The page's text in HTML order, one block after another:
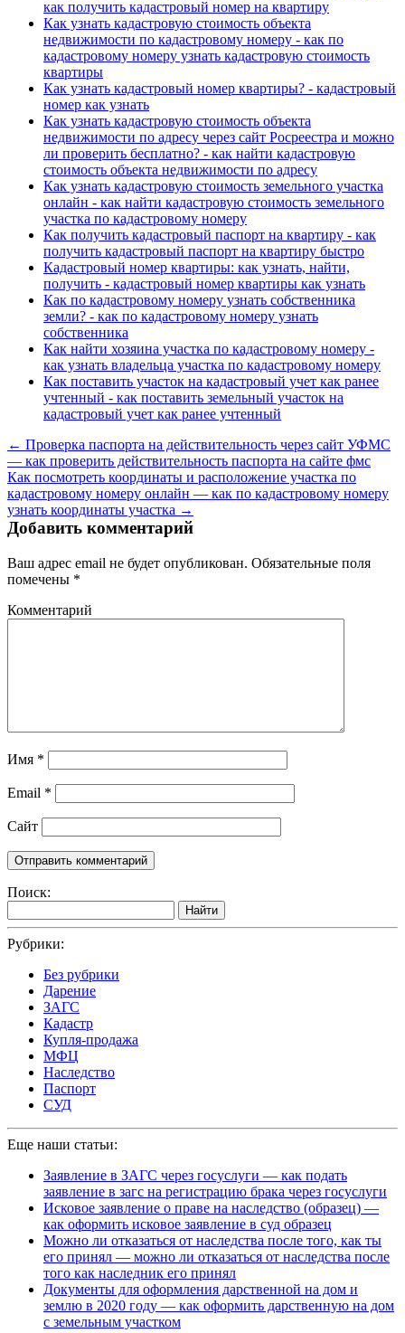
как получить кадастровый номер на квартиру
Как узнать кадастровую стоимость объекта
недвижимости по кадастровому номеру - как по
кадастровому номеру узнать кадастровую стоимость
квартиры
Как узнать кадастровый номер квартиры? - кадастровый
номер как узнать
Как узнать кадастровую стоимость объекта
недвижимости по адресу через сайт Росреестра и можно
ли проверить бесплатно? - как найти кадастровую
стоимость объекта недвижимости по адресу
Как узнать кадастровую стоимость земельного участка
онлайн - как найти кадастровую стоимость земельного
участка по кадастровому номеру
Как получить кадастровый паспорт на квартиру - как
получить кадастровый паспорт на квартиру быстро
Кадастровый номер квартиры: как узнать, найти,
получить - кадастровый номер квартиры как узнать
Как по кадастровому номеру узнать собственника
земли? - как по кадастровому номеру узнать
собственника
Как найти хозяина участка по кадастровому номеру -
как узнать владельца участка по кадастровому номеру
Как поставить участок на кадастровый учет как ранее
учтенный - как поставить земельный участок на
кадастровый учет как ранее учтенный
← Проверка паспорта на действительность через сайт УФМС
— как проверить действительность паспорта на сайте фмс
Как посмотреть координаты и расположение участка по
кадастровому номеру онлайн — как по кадастровому номеру
узнать координаты участка →
Добавить комментарий
Ваш адрес email не будет опубликован. Обязательные поля
помечены *
Комментарий
Имя *
Email *
Сайт
Поиск:
Найти
Рубрики:
Без рубрики
Дарение
ЗАГС
Кадастр
Купля-продажа
МФЦ
Наследство
Паспорт
СУД
Еще наши статьи:
Заявление в ЗАГС через госуслуги — как подать
заявление в загс на регистрацию брака через госуслуги
Исковое заявление о праве на наследство (образец) —
как оформить исковое заявление в суд образец
Можно ли отказаться от наследства после того, как ты
его принял — можно ли отказаться от наследства после
того как наследник его принял
Документы для оформления дарственной на дом и
землю в 2020 году — как оформить дарственную на дом
с земельным участком